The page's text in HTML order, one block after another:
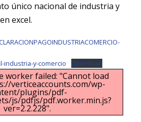
único nacional de industria y
excel.
industria-y-comercio
Download
worker failed: "Cannot load
verticeaccounts.com/wp-
plugins/pdf-
js/pdfjs/pdf.worker.min.js?
ver=2.2.228".